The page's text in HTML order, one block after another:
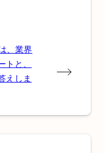
、業界
トと、
えしま